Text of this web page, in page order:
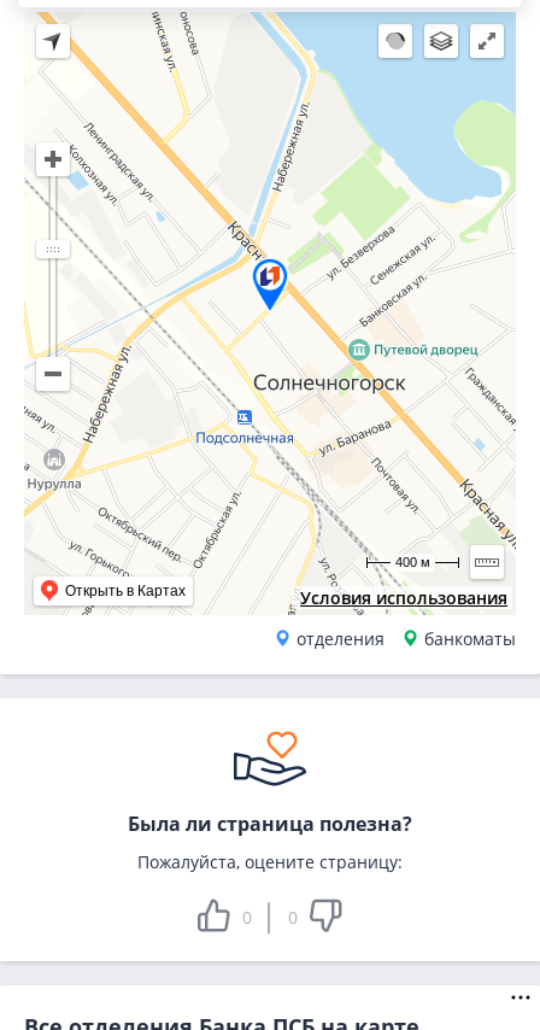
Условия использования
Открыть в Картах
400 м
отделения банкоматы
Была ли страница полезна?
Пожалуйста, оцените страницу:
0 0